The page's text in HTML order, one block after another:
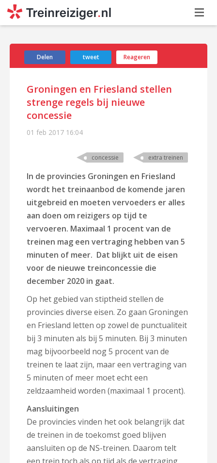
Delen tweet Reageren
Groningen en Friesland stellen
strenge regels bij nieuwe
concessie
01 feb 2017 16:04
concessie extra treinen
In de provincies Groningen en Friesland
wordt het treinaanbod de komende jaren
uitgebreid en moeten vervoeders er alles
aan doen om reizigers op tijd te
vervoeren. Maximaal 1 procent van de
treinen mag een vertraging hebben van 5
minuten of meer. Dat blijkt uit de eisen
voor de nieuwe treinconcessie die
december 2020 in gaat.
Op het gebied van stiptheid stellen de
provincies diverse eisen. Zo gaan Groningen
en Friesland letten op zowel de punctualiteit
bij 3 minuten als bij 5 minuten. Bij 3 minuten
mag bijvoorbeeld nog 5 procent van de
treinen te laat zijn, maar een vertraging van
5 minuten of meer moet echt een
zeldzaamheid worden (maximaal 1 procent).
Aansluitingen
De provincies vinden het ook belangrijk dat
de treinen in de toekomst goed blijven
aansluiten op de NS-treinen. Daarom telt